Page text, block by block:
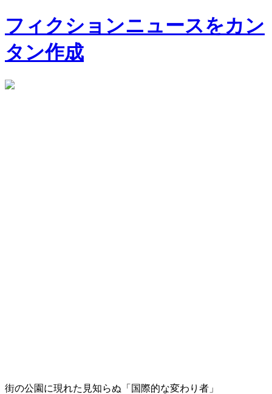
フィクションニュースをカン
タン作成
街の公園に現れた見知らぬ「国際的な変わり者」